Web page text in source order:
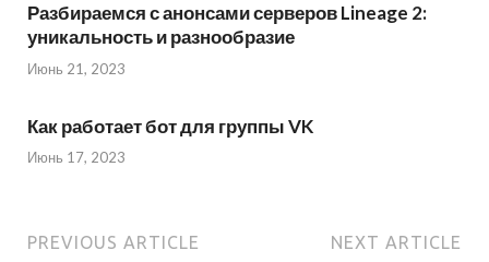
Разбираемся с анонсами серверов Lineage 2:
уникальность и разнообразие
Июнь 21, 2023
Как работает бот для группы VK
Июнь 17, 2023
PREVIOUS ARTICLE NEXT ARTICLE